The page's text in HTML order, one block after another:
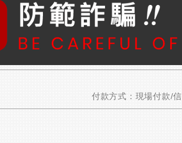
付款方式：現場付款/